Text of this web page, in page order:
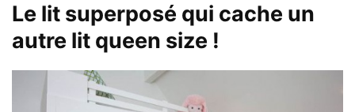
Le lit superposé qui cache un
autre lit queen size !